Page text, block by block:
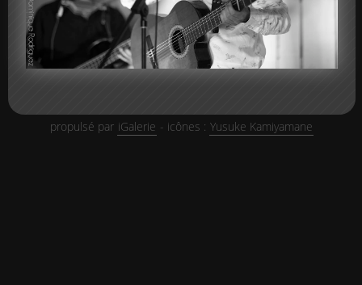
propulsé par iGalerie - icônes : Yusuke Kamiyamane